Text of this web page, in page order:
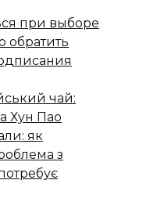
при выборе
обратить
чай:
Хун Пао
як
з